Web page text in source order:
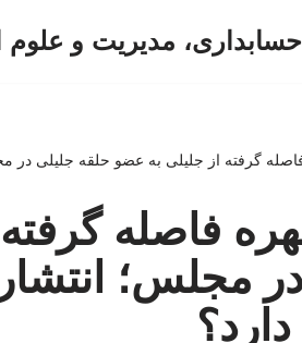
حسابداری، مدیریت و علوم
گرفته از جلیلی به عضو حلقه جلیلی در
فاصله
مجلس؛